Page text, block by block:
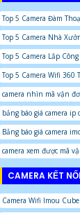
Top 5 Camera Đàm
Top 5 Camera Nhà
Top 5 Camera Lắp
Top 5 Camera Wifi 360
camera nhìn mã vận
bảng báo giá camera ip
Bảng báo giá camera
camera xem được mã
CAMERA KẾT
Camera Wifi Imou